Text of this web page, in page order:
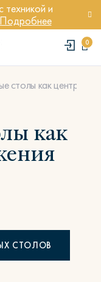
и
Подробнее
0
столы как центр
как
СТОЛОВ